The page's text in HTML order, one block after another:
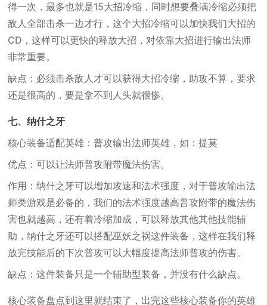
得一次，最多也就是15大招冷缩，同时想要叠满冷缩必须把
敌人全部击杀一边才行，这个大招冷缩可以加快我们大招的
CD，这样可以更快的释放大招，对依靠大招进行输出法师
非常重要。
缺点：必须击杀敌人才可以获得大招冷缩，助攻不算，要求
还是很高的，要是拿不到人头就很惨。
七、纳什之牙
核心装备适配英雄：普攻输出法师英雄，如：提莫
优点：可以让法师普攻附带魔法伤害。
作用：纳什之牙可以增加攻速和法术强度，对于普攻输出法
师类游戏是必备的，我们的法术强度越高普攻附带的魔法伤
害也就越高，还有着冷缩加成，可以释放其他其他技能辅
助，纳什之牙还可以搭配巫妖之祸这件装备，这样在我们释
放完技能后的下次普攻可以大幅度提高法师普攻的伤害。
缺点：这件装备只是一个辅助型装备，并没有什么缺点。
核心装备盘点到这里就结束了，出完这些核心装备你的英雄